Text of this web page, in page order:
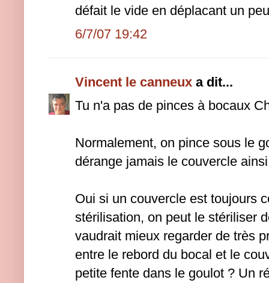
défait le vide en déplacant un
6/7/07 19:42
Vincent le canneux a dit...
Tu n'a pas de pinces à bocaux
Normalement, on pince sous le
dérange jamais le couvercle
Oui si un couvercle est toujours
stérilisation, on peut le stériliser
vaudrait mieux regarder de très
entre le rebord du bocal et le
petite fente dans le goulot ? Un